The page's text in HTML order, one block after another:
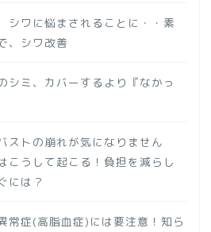
シワに悩まされることに・・素
、シワ改善
シミ、カバーするより『なかっ
ストの崩れが気になりません
こうして起こる！負担を減らし
には？
常症(高脂血症)には要注意！知ら